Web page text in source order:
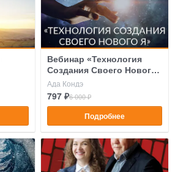
Вебинар «Технология
Создания Своего Нового
Я»
Ада Кондэ
797 ₽6 000 ₽
Подробнее